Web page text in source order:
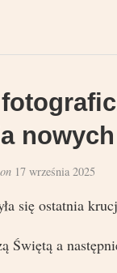
on17 września 2025
się ostatnia
Świętą a